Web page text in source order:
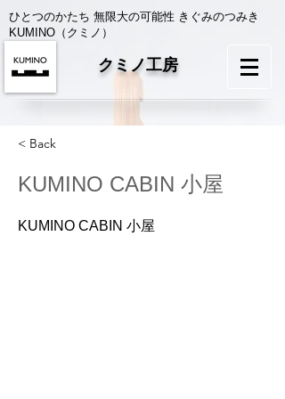
ひとつのかたち 無限大の可能性 きぐみのつみき
KUMINO（クミノ）
クミノ工房
< Back
KUMINO CABIN 小屋
KUMINO CABIN 小屋